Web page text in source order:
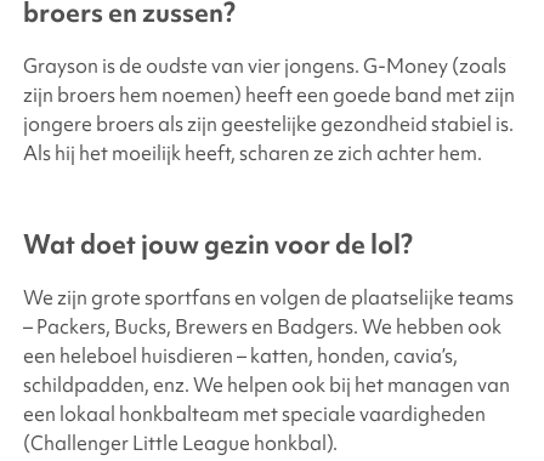
broers en zussen?
Grayson is de oudste van vier jongens. G-Money (zoals
zijn broers hem noemen) heeft een goede band met zijn
jongere broers als zijn geestelijke gezondheid stabiel is.
Als hij het moeilijk heeft, scharen ze zich achter hem.
Wat doet jouw gezin voor de lol?
We zijn grote sportfans en volgen de plaatselijke teams
– Packers, Bucks, Brewers en Badgers. We hebben ook
een heleboel huisdieren – katten, honden, cavia’s,
schildpadden, enz. We helpen ook bij het managen van
een lokaal honkbalteam met speciale vaardigheden
(Challenger Little League honkbal).